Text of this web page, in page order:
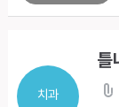
치과
틀